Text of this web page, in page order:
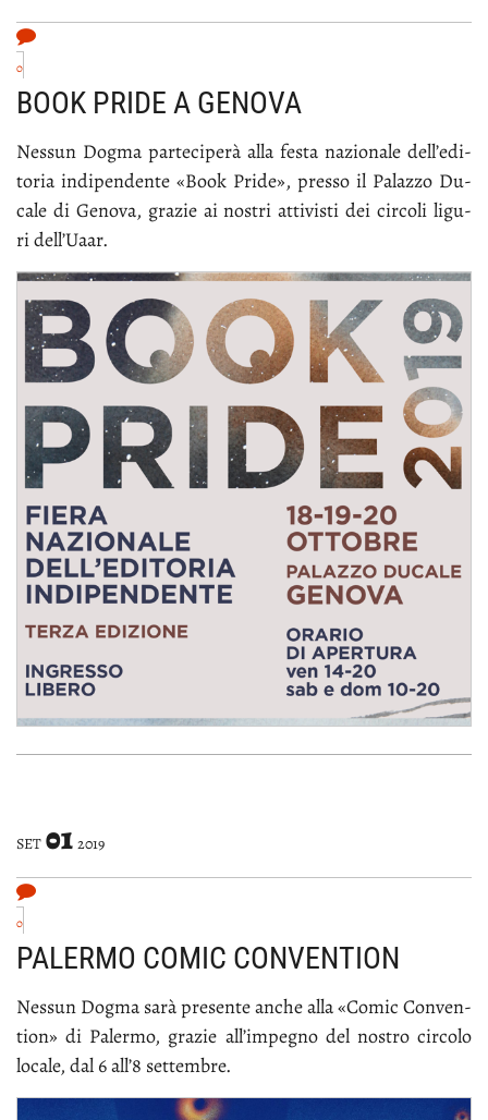
0
BOOK PRIDE A GENOVA
Nes­sun Dog­ma par­te­ci­pe­rà al­la fe­sta na­zio­na­le del­l’e­di­
to­ria in­di­pen­den­te «Book Pri­de», pres­so il Pa­laz­zo Du­
ca­le di Ge­no­va, gra­zie ai no­stri at­ti­vi­sti dei cir­co­li li­gu­
ri del­l’Uaar.
SET 01 2019
0
PALERMO COMIC CONVENTION
Nes­sun Dog­ma sa­rà pre­sen­te an­che al­la «Co­mic Con­ven­
tion» di Pa­ler­mo, gra­zie al­l’im­pe­gno del no­stro cir­co­lo
lo­ca­le, dal 6 al­l’8 set­tem­bre.